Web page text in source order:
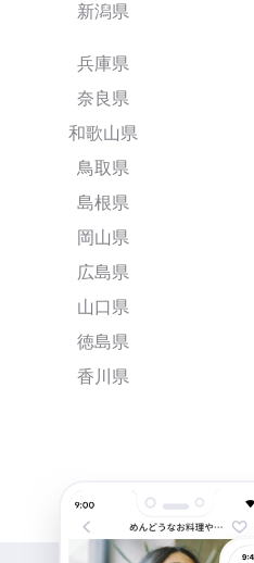
新潟県
兵庫県
奈良県
和歌山県
鳥取県
島根県
岡山県
広島県
山口県
徳島県
香川県